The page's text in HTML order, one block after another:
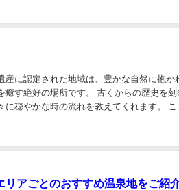
産に認定された地域は、豊かな自然に抱か
癒す絶好の場所です。 古くからの歴史を
穏やかな時の流れを教えてくれます。 こ
リアごとのおすすめ温泉地をご紹